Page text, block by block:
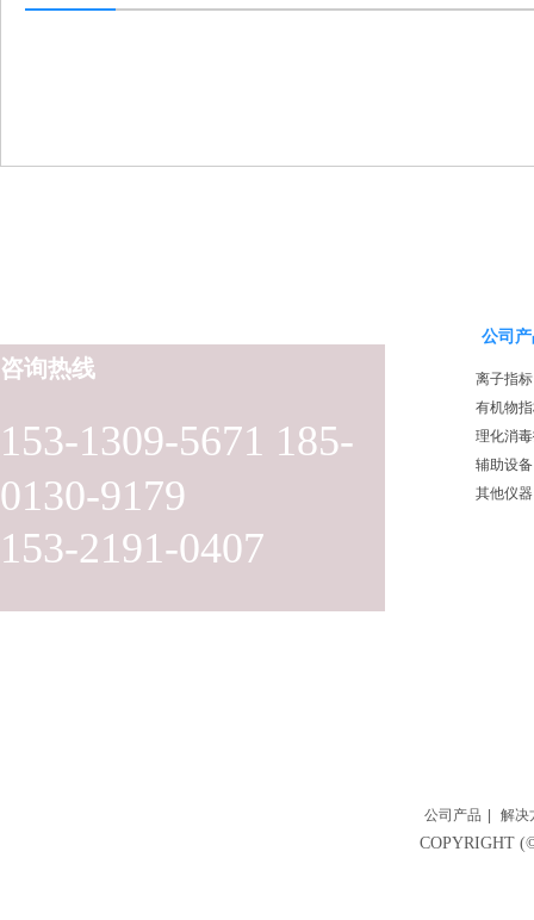
153-1309-5671 185-
0130-9179
153-2191-0407
咨询热线
公司
离子指标
有机物
理化消
辅助设备
其他仪器
公司产品 解决
COPYRIGHT